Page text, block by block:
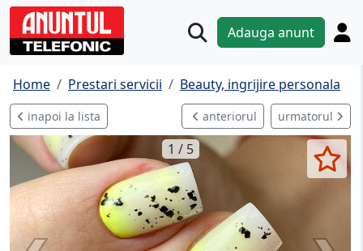
Adauga anunt
Home Prestari servicii Beauty, ingrijire personala
inapoi la lista anteriorul urmatorul
1 / 5